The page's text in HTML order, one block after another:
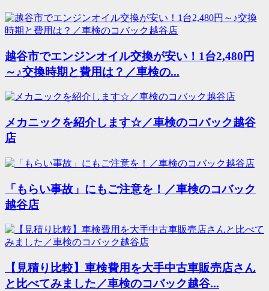
越谷市でエンジンオイル交換が安い！1台2,480円
～♪交換時期と費用は？／車検の...
メカニックを紹介します☆／車検のコバック越谷
店
「もらい事故」にもご注意を！／車検のコバック
越谷店
【見積り比較】車検費用を大手中古車販売店さん
と比べてみました／車検のコバック越谷...